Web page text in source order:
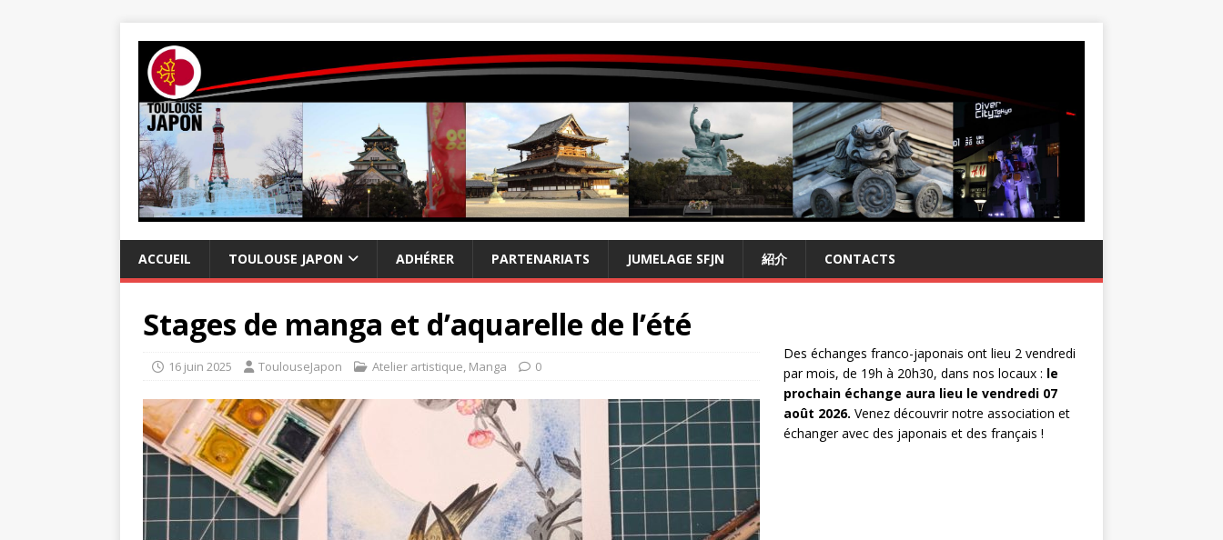
ACCUEIL TOULOUSE JAPON ADHÉRER PARTENARIATS JUMELAGE SFJN 紹介 CONTACTS
Stages de manga et d’aquarelle de l’été
16 juin 2025 ToulouseJapon Atelier artistique, Manga 0
Des échanges franco-japonais ont lieu 2 vendredi
par mois, de 19h à 20h30, dans nos locaux : le
prochain échange aura lieu le vendredi 07
août 2026. Venez découvrir notre association et
échanger avec des japonais et des français !